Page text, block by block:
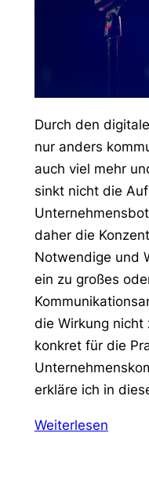
Durch den
nur anders
auch viel mehr
sinkt nicht die
daher die
Notwendige und
ein zu großes
die Wirkung nicht
konkret für die
erkläre ich in
Weiterlesen